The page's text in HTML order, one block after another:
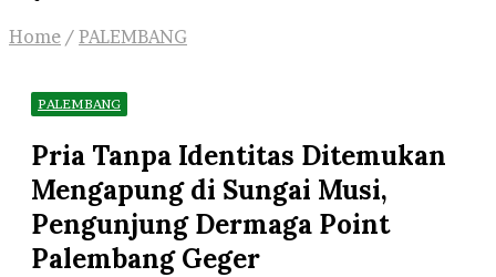
Home / PALEMBANG
PALEMBANG
Pria Tanpa Identitas Ditemukan
Mengapung di Sungai Musi,
Pengunjung Dermaga Point
Palembang Geger